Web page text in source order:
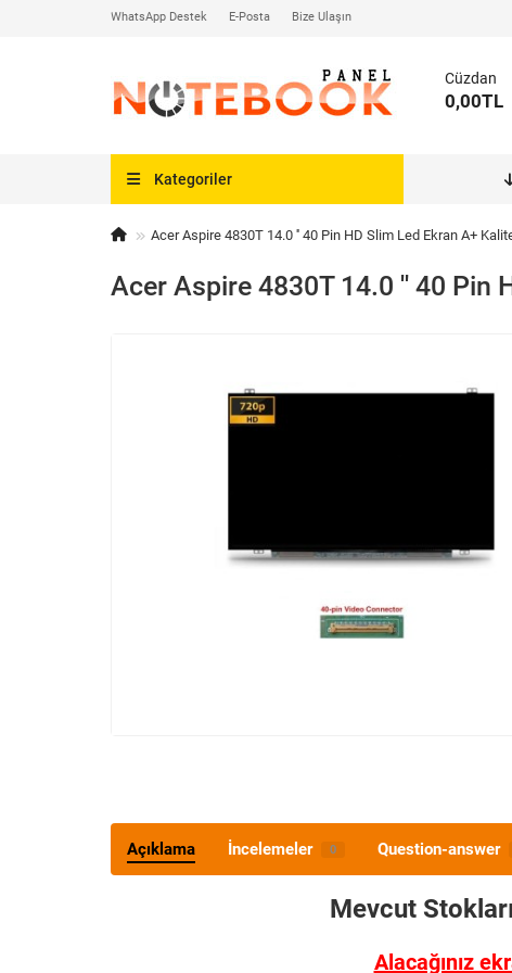
WhatsApp Destek E-Posta Bize Ulaşın
Cüzdan
0,00TL
Kategoriler
Acer Aspire 4830T 14.0 '' 40 Pin HD Slim Led Ekran A+
Acer Aspire 4830T 14.0 '' 40 Pin
Açıklama İncelemeler 0 Question-answer
Mevcut
Alacağınız